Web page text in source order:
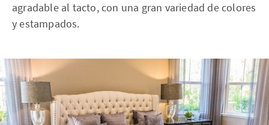
agradable al tacto, con una gran variedad de colores
y estampados.